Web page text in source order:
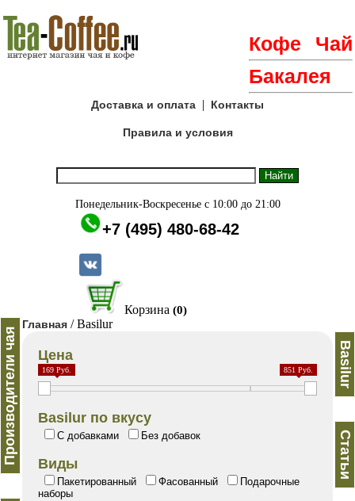
Кофе
Чай
Бакалея
Доставка и оплата | Контакты
Правила и условия
Понедельник-Воскресенье с 10:00 до 21:00
+7 (495) 480-68-42
Корзина (0)
Производители чая
Главная / Basilur
Цена
169 Руб. 851 Руб.
Basilur по вкусу
С добавками Без добавок
Виды
Пакетированный Фасованный
Подарочные
наборы
Basilur
Статьи